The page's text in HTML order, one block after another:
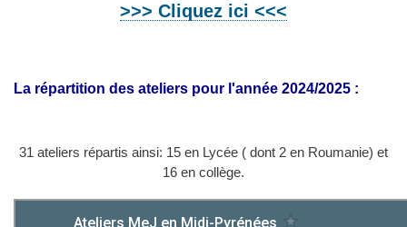
>>> Cliquez ici <<<
La répartition des ateliers pour l'année 2024/2025 :
31 ateliers répartis ainsi: 15 en Lycée ( dont 2 en Roumanie) et
16 en collège.